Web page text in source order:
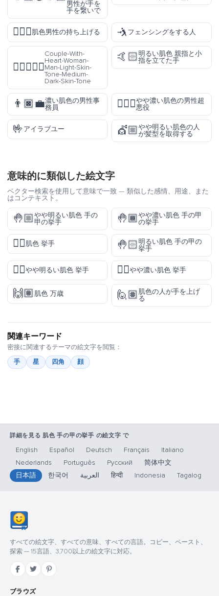
男性が手を
手を繋いで
🏋🏽‍♂️肌色男性の持ち上げる 🤺フェンシングをする人
👩🏻‍❤️‍👨🏾
Couple-With-
Heart-Woman-
Man-Light-Skin-
Tone-Medium-
Dark-Skin-Tone
🤙🏻明るい肌色 親指と小
指を立てた手
👨🏿‍💼濃い肌色の男性事
務員
🦹🏾‍♂️やや濃い肌色の男性超
悪役
🤟アイラブユー 💇🏼やや明るい肌色の人
が髪型を取得する
意味的に類似した絵文字
ベクター検索を使用して意味で一致 — 類似した感情、用途、また
はコンテキスト。
🤚🏼やや明るい肌色 手の
甲の挙手
🤚🏾やや濃い肌色 手の甲
の挙手
✋🏽肌色 挙手 🤚🏻明るい肌色 手の甲の
挙手
✋🏼やや明るい肌色 挙手 ✋🏾やや濃い肌色 挙手
🙌🏽肌色 万歳 🙋🏽肌色の人が手を上げ
る
関連キーワード
密接に関連するテーマの絵文字を閲覧：
手
星 四角 顔
詳細を見る 肌色 手の甲の挙手 の絵文字 で
English Español Deutsch Français
Italiano
Nederlands
Português Русский
简体中文
日本語
한국어 العربية हिन्दी Indonesia Tagalog
すべての絵文字、すべての意味、すべての言語。コピー、ペースト、
探索 — 15言語、3,700以上の絵文字に対応。
ブラウズ